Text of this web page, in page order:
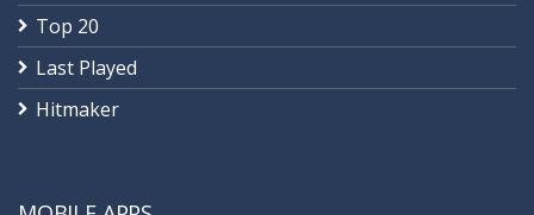
Top 20
Last Played
Hitmaker